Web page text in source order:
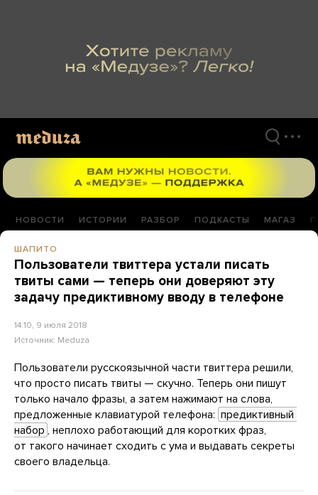
НОВОСТИ ИСТОРИИ РАЗБОР ПОДКАСТЫ МАГАЗ
ШАПИТО
Пользователи твиттера устали писать
твиты сами — теперь они доверяют эту
задачу предиктивному вводу в телефоне
14:10, 9 июля 2018
Источник: Meduza
Пользователи русскоязычной части твиттера решили,
что просто писать твиты — скучно. Теперь они пишут
только начало фразы, а затем нажимают на слова,
предложенные клавиатурой телефона: предиктивный
набор , неплохо работающий для коротких фраз,
от такого начинает сходить с ума и выдавать секреты
своего владельца.